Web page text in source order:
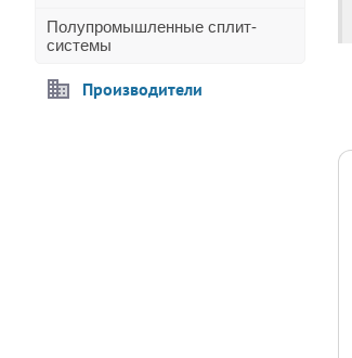
Полупромышленные сплит-
системы
Производители